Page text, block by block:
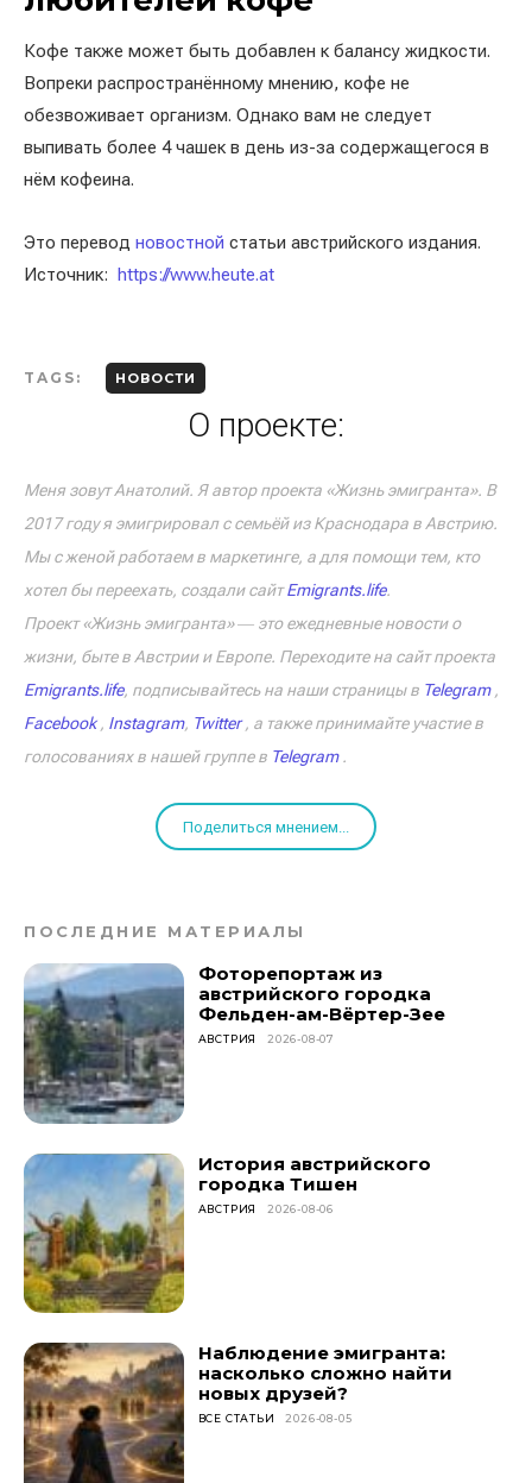
Кофе также может быть добавлен к балансу жидкости.
Вопреки распространённому мнению, кофе не
обезвоживает организм. Однако вам не следует
выпивать более 4 чашек в день из-за содержащегося в
нём кофеина.
Это перевод новостной статьи австрийского издания.
Источник: https://www.heute.at
TAGS: НОВОСТИ
О проекте:
Меня зовут Анатолий. Я автор проекта «Жизнь эмигранта». В
2017 году я эмигрировал с семьёй из Краснодара в Австрию.
Мы с женой работаем в маркетинге, а для помощи тем, кто
хотел бы переехать, создали сайтEmigrants.life.
Проект «Жизнь эмигранта» ― это ежедневные новости о
жизни, быте в Австрии и Европе. Переходите на сайт проекта
Emigrants.life, подписывайтесь на наши страницы в Telegram,
Facebook, Instagram, Twitter, а также принимайте участие в
голосованиях в нашей группе в Telegram.
Поделиться мнением...
ПОСЛЕДНИЕ МАТЕРИАЛЫ
Фоторепортаж из
австрийского городка
Фельден-ам-Вёртер-Зее
АВСТРИЯ 2026-08-07
История австрийского
городка Тишен
АВСТРИЯ 2026-08-06
Наблюдение эмигранта:
насколько сложно найти
новых друзей?
ВСЕ СТАТЬИ 2026-08-05